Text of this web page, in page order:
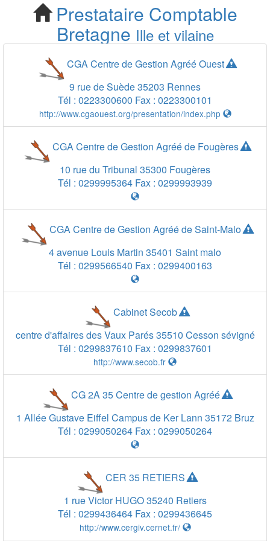
Cherchez votre
Prestataire Comptable Ille
et vilaine 35
Prestataire Comptable
Bretagne Ille et vilaine
CGA Centre de Gestion Agréé Ouest
9 rue de Suède35203 Rennes
Tél : 0223300600 Fax : 0223300101
http://www.cgaouest.org/presentation/index.php
CGA Centre de Gestion Agréé de Fougères
10 rue du Tribunal 35300 Fougères
Tél : 0299995364 Fax : 0299993939
CGA Centre de Gestion Agréé de Saint-Malo
4 avenue Louis Martin 35401 Saint malo
Tél : 0299566540 Fax : 0299400163
Cabinet Secob
centre d'affaires des Vaux Parés35510 Cesson sévigné
Tél : 0299837610 Fax : 0299837601
http://www.secob.fr
CG 2A 35 Centre de gestion Agréé
1 Allée Gustave Eiffel Campus de Ker Lann 35172 Bruz
Tél : 0299050264 Fax : 0299050264
CER 35 RETIERS
1 rue Victor HUGO35240 Retiers
Tél : 0299436464 Fax : 0299436645
http://www.cergiv.cernet.fr/